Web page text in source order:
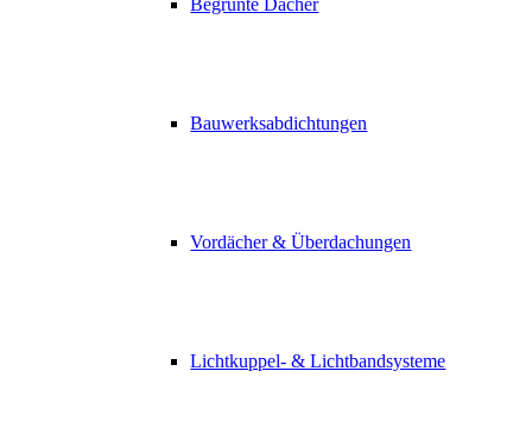
Begrünte Dächer
Bauwerksabdichtungen
Vordächer & Überdachungen
Lichtkuppel- & Lichtbandsysteme